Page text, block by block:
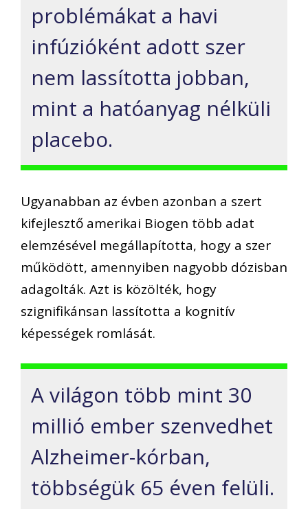
problémákat a havi
infúzióként adott szer
nem lassította jobban,
mint a hatóanyag nélküli
placebo.
Ugyanabban az évben azonban a szert
kifejlesztő amerikai Biogen több adat
elemzésével megállapította, hogy a szer
működött, amennyiben nagyobb dózisban
adagolták. Azt is közölték, hogy
szignifikánsan lassította a kognitív
képességek romlását.
A világon több mint 30
millió ember szenvedhet
Alzheimer-kórban,
többségük 65 éven felüli.